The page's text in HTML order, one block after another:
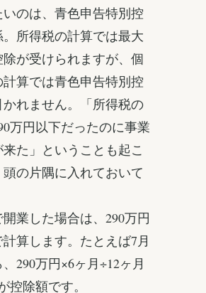
のは、青色申告特別控
所得税の計算では最大
が受けられますが、個
計算では青色申告特別控
れません。「所得税の
万円以下だったのに事業
た」ということも起こ
頭の片隅に入れておいて
業した場合は、290万円
算します。たとえば7月
290万円×6ヶ月÷12ヶ月
控除額です。